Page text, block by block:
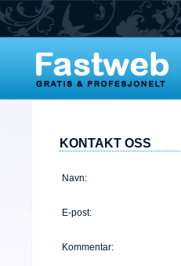
KONTAKT OSS
Navn:
E-post:
Kommentar: